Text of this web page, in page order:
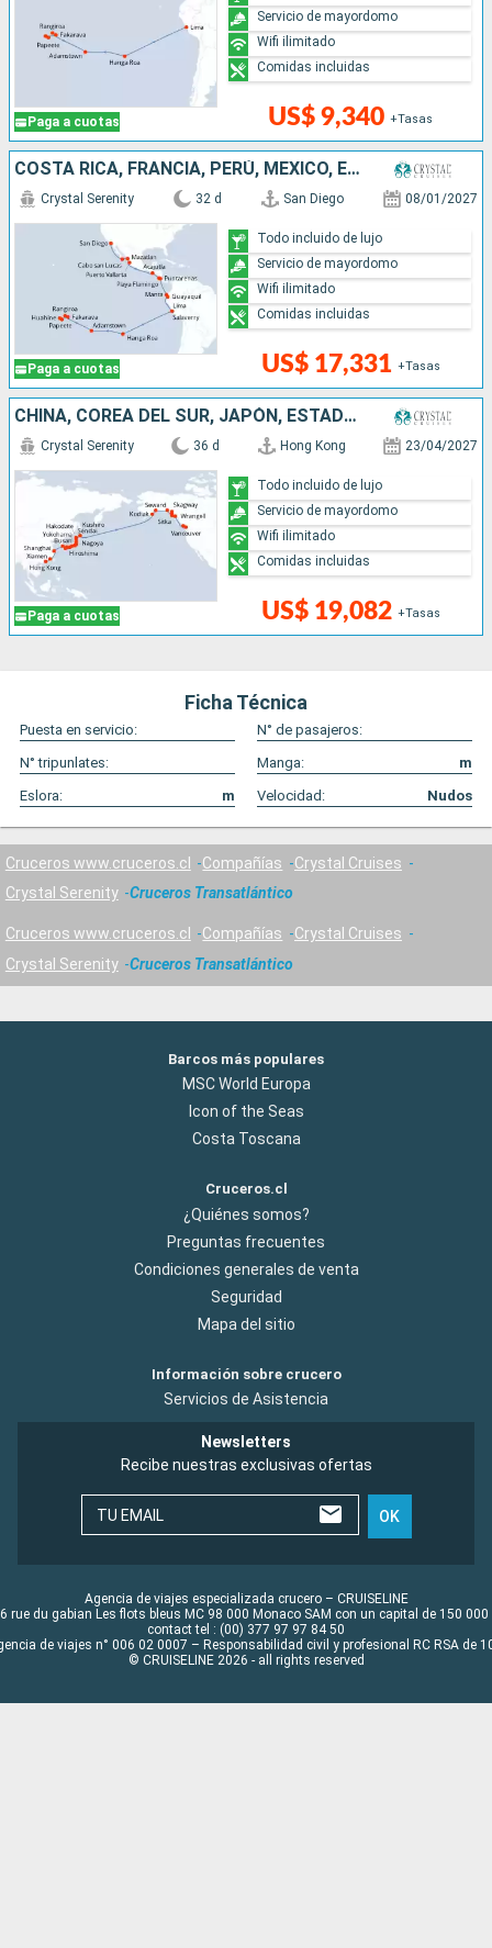
Paga a cuotas US$ 9,340 +Tasas
Servicio de mayordomo
Wifi ilimitado
Comidas incluidas
COSTA RICA, FRANCIA, PERÚ, MÉXICO, ECUADOR, ESTADOS UNIDOS, SALVADOR, REINO UNIDO, CHILE
Paga a cuotas
Crystal Serenity 32 d San Diego 08/01/2027
US$ 17,331 +Tasas
Todo incluido de lujo
Servicio de mayordomo
Wifi ilimitado
Comidas incluidas
CHINA, COREA DEL SUR, JAPÓN, ESTADOS UNIDOS, CANADÁ
Paga a cuotas
Crystal Serenity 36 d Hong Kong 23/04/2027
US$ 19,082 +Tasas
Todo incluido de lujo
Servicio de mayordomo
Wifi ilimitado
Comidas incluidas
Ficha Técnica
Puesta en servicio:
N° de pasajeros:
N° tripunlates:
Manga:
m
Eslora:
m Velocidad: Nudos
Cruceros www.cruceros.cl Compañías
Crystal Cruises
Crystal Serenity
Cruceros Transatlántico
Cruceros www.cruceros.cl Compañías
Crystal Cruises
Crystal Serenity
Cruceros Transatlántico
Barcos más populares
MSC World Europa
Icon of the Seas
Costa Toscana
Cruceros.cl
¿Quiénes somos?
Preguntas frecuentes
Condiciones generales de venta
Seguridad
Mapa del sitio
Información sobre crucero
Servicios de Asistencia
Newsletters
Recibe nuestras exclusivas ofertas
TU EMAIL OK
Agencia de viajes especializada crucero – CRUISELINE
rue du gabian Les flots bleus MC 98 000 Monaco SAM con un capital de 150 000
contact tel : (00) 377 97 97 84 50
de viajes n° 006 02 0007 – Responsabilidad civil y profesional RC RSA de
© CRUISELINE 2026 - all rights reserved